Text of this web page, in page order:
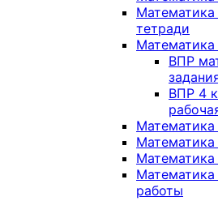
тетради
ВПР
ВПР 4
Математика
Математика
работы